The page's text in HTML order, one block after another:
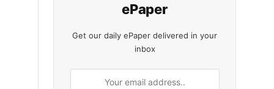
ePaper
Get our daily ePaper delivered in your
inbox